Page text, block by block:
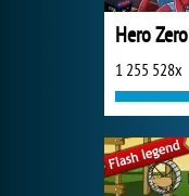
Hero Zero
1 255 528x